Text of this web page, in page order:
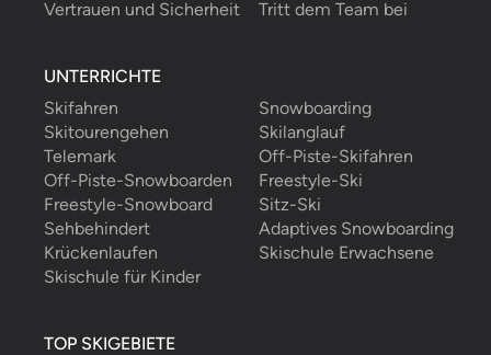
Vertrauen und Sicherheit
Tritt dem Team bei
UNTERRICHTE
Skifahren
Snowboarding
Skitourengehen
Skilanglauf
Telemark
Off-Piste-Skifahren
Off-Piste-Snowboarden
Freestyle-Ski
Freestyle-Snowboard
Sitz-Ski
Sehbehindert
Adaptives Snowboarding
Krückenlaufen
Skischule Erwachsene
Skischule für Kinder
TOP SKIGEBIETE